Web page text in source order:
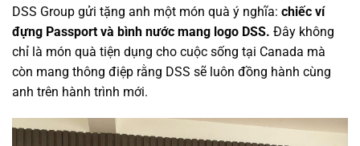
DSS Group gửi tặng anh một món quà ý nghĩa: chiếc ví
đựng Passport và bình nước mang logo DSS. Đây không
chỉ là món quà tiện dụng cho cuộc sống tại Canada mà
còn mang thông điệp rằng DSS sẽ luôn đồng hành cùng
anh trên hành trình mới.